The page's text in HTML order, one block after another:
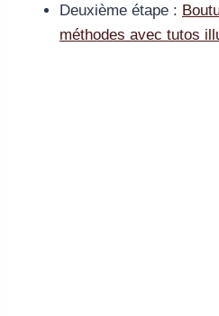
Deuxième étape :
méthodes avec tutos